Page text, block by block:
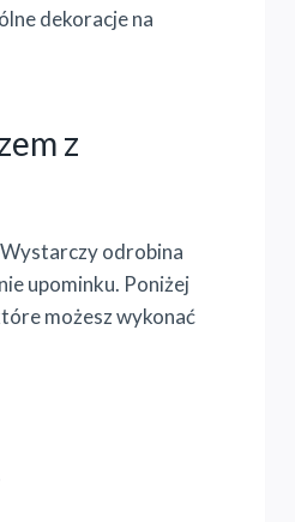
dekoracje na
z
Wystarczy odrobina
upominku. Poniżej
możesz wykonać